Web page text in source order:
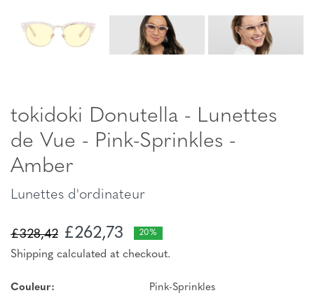
tokidoki Donutella - Lunettes
de Vue - Pink-Sprinkles -
Amber
Lunettes d'ordinateur
£328,42 £262,73 20%
Shipping calculated at checkout.
Couleur: Pink-Sprinkles